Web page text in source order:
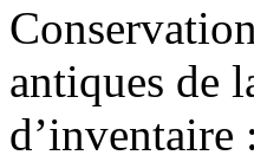
antiques de